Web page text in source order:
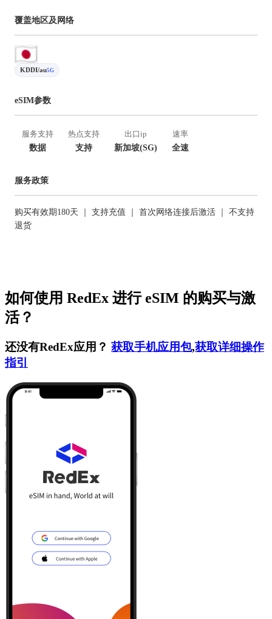
覆盖地区及网络
KDDI/au5G
eSIM参数
服务支持
数据
热点支持
支持
出口ip
新加坡(SG)
速率
全速
服务政策
购买有效期180天 ｜ 支持充值 ｜ 首次网络连接后激活 ｜ 不支持
退货
如何使用 RedEx 进行 eSIM 的购买与激
活？
还没有RedEx应用？ 获取手机应用包,获取详细操作
指引